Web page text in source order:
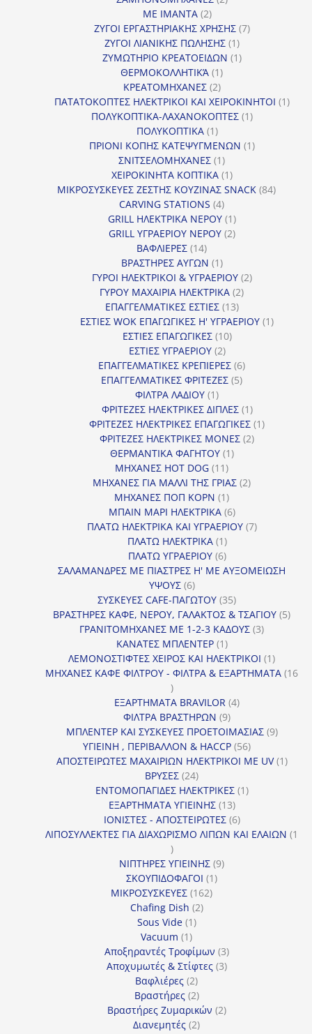
ΜΕ ΙΜΑΝΤΑ 22
προϊόντα
ΖΥΓΟΙ ΕΡΓΑΣΤΗΡΙΑΚΗΣ ΧΡΗΣΗΣ 77
ΖΥΓΟΙ ΛΙΑΝΙΚΗΣ ΠΩΛΗΣΗΣ 11
προϊόν
ΖΥΜΩΤΗΡΙΟ ΚΡΕΑΤΟΕΙΔΩΝ 11
ΘΕΡΜΟΚΟΛΛΗΤΙΚΆ 11
προϊόν
ΚΡΕΑΤΟΜΗΧΑΝΕΣ 22
προϊόντα
ΠΑΤΑΤΟΚΟΠΤΕΣ ΗΛΕΚΤΡΙΚΟΙ ΚΑΙ ΧΕΙΡΟΚΙΝΗΤΟΙ 11
ΠΟΛΥΚΟΠΤΙΚΑ-ΛΑΧΑΝΟΚΟΠΤΕΣ 11
ΠΟΛΥΚΟΠΤΙΚΑ 11
προϊόν
ΠΡΙΟΝΙ ΚΟΠΗΣ ΚΑΤΕΨΥΓΜΕΝΩΝ 11
ΣΝΙΤΣΕΛΟΜΗΧΑΝΕΣ 11
προϊόν
ΧΕΙΡΟΚΙΝΗΤΑ ΚΟΠΤΙΚΑ 11
προϊόν
ΜΙΚΡΟΣΥΣΚΕΥΕΣ ΖΕΣΤΗΣ ΚΟΥΖΙΝΑΣ SNACK 8484
CARVING STATIONS 44
προϊόντα
GRILL ΗΛΕΚΤΡΙΚΑ ΝΕΡΟΥ 11
προϊόν
GRILL ΥΓΡΑΕΡΙΟΥ ΝΕΡΟΥ 22
ΒΑΦΛΙΕΡΕΣ 1414
προϊόντα
ΒΡΑΣΤΗΡΕΣ ΑΥΓΩΝ 11
προϊόν
ΓΥΡΟΙ ΗΛΕΚΤΡΙΚΟΙ & ΥΓΡΑΕΡΙΟΥ 22
ΓΥΡΟΥ ΜΑΧΑΙΡΙΑ ΗΛΕΚΤΡΙΚΑ 22
ΕΠΑΓΓΕΛΜΑΤΙΚΕΣ ΕΣΤΙΕΣ 1313
προϊόντα
ΕΣΤΙΕΣ WOK ΕΠΑΓΩΓΙΚΕΣ Η' ΥΓΡΑΕΡΙΟΥ 11
ΕΣΤΙΕΣ ΕΠΑΓΩΓΙΚΕΣ 1010
ΕΣΤΙΕΣ ΥΓΡΑΕΡΙΟΥ 22
προϊόντα
ΕΠΑΓΓΕΛΜΑΤΙΚΕΣ ΚΡΕΠΙΕΡΕΣ 66
προϊόντα
ΕΠΑΓΓΕΛΜΑΤΙΚΕΣ ΦΡΙΤΕΖΕΣ 55
ΦΙΛΤΡΑ ΛΑΔΙΟΥ 11
προϊόν
ΦΡΙΤΕΖΕΣ ΗΛΕΚΤΡΙΚΕΣ ΔΙΠΛΕΣ 11
προϊόν
ΦΡΙΤΕΖΕΣ ΗΛΕΚΤΡΙΚΕΣ ΕΠΑΓΩΓΙΚΕΣ 11
ΦΡΙΤΕΖΕΣ ΗΛΕΚΤΡΙΚΕΣ ΜΟΝΕΣ 22
ΘΕΡΜΑΝΤΙΚΑ ΦΑΓΗΤΟΥ 11
ΜΗΧΑΝΕΣ HOT DOG 1111
προϊόντα
ΜΗΧΑΝΕΣ ΓΙΑ ΜΑΛΛΙ ΤΗΣ ΓΡΙΑΣ 22
ΜΗΧΑΝΕΣ ΠΟΠ ΚΟΡΝ 11
προϊόν
ΜΠΑΙΝ ΜΑΡΙ ΗΛΕΚΤΡΙΚΑ 66
προϊόντα
ΠΛΑΤΩ ΗΛΕΚΤΡΙΚΑ ΚΑΙ ΥΓΡΑΕΡΙΟΥ 77
ΠΛΑΤΩ ΗΛΕΚΤΡΙΚΑ 11
προϊόν
ΠΛΑΤΩ ΥΓΡΑΕΡΙΟΥ 66
προϊόντα
ΣΑΛΑΜΑΝΔΡΕΣ ΜΕ ΠΙΑΣΤΡΕΣ Η' ΜΕ ΑΥΞΟΜΕΙΩΣΗ
ΥΨΟΥΣ 66
προϊόντα
ΣΥΣΚΕΥΕΣ CAFE-ΠΑΓΩΤΟΥ 3535
προϊόντα
ΒΡΑΣΤΗΡΕΣ ΚΑΦΕ, ΝΕΡΟΥ, ΓΑΛΑΚΤΟΣ & ΤΣΑΓΙΟΥ 55
ΓΡΑΝΙΤΟΜΗΧΑΝΕΣ ΜΕ 1-2-3 ΚΑΔΟΥΣ 33
ΚΑΝΑΤΕΣ ΜΠΛΕΝΤΕΡ 11
προϊόν
ΛΕΜΟΝΟΣΤΙΦΤΕΣ ΧΕΙΡΟΣ ΚΑΙ ΗΛΕΚΤΡΙΚΟΙ 11
προϊόν
ΜΗΧΑΝΕΣ ΚΑΦΕ ΦΙΛΤΡΟΥ - ΦΙΛΤΡΑ & ΕΞΑΡΤΗΜΑΤΑ 16
16
προϊόντα
ΕΞΑΡΤΗΜΑΤΑ BRAVILOR 44
ΦΙΛΤΡΑ ΒΡΑΣΤΗΡΩΝ 99
προϊόντα
ΜΠΛΕΝΤΕΡ ΚΑΙ ΣΥΣΚΕΥΕΣ ΠΡΟΕΤΟΙΜΑΣΙΑΣ 99
ΥΓΙΕΙΝΗ , ΠΕΡΙΒΑΛΛΟΝ & HACCP 5656
προϊόντα
ΑΠΟΣΤΕΙΡΩΤΕΣ ΜΑΧΑΙΡΙΩΝ ΗΛΕΚΤΡΙΚΟΙ ΜΕ UV 11
ΒΡΥΣΕΣ 2424
προϊόντα
ΕΝΤΟΜΟΠΑΓΙΔΕΣ ΗΛΕΚΤΡΙΚΕΣ 11
ΕΞΑΡΤΗΜΑΤΑ ΥΓΙΕΙΝΗΣ 1313
προϊόντα
ΙΟΝΙΣΤΕΣ - ΑΠΟΣΤΕΙΡΩΤΕΣ 66
προϊόντα
ΛΙΠΟΣΥΛΛΕΚΤΕΣ ΓΙΑ ΔΙΑΧΩΡΙΣΜΟ ΛΙΠΩΝ ΚΑΙ ΕΛΑΙΩΝ 1
1
προϊόν
ΝΙΠΤΗΡΕΣ ΥΓΙΕΙΝΗΣ 99
ΣΚΟΥΠΙΔΟΦΑΓΟΙ 11
ΜΙΚΡΟΣΥΣΚΕΥΕΣ 162162
Chafing Dish 22
Sous Vide 11
Vacuum 11
προϊόν
Αποξηραντές Τροφίμων 33
προϊόντα
Αποχυμωτές & Στίφτες 33
Βαφλιέρες 22
προϊόντα
Βραστήρες 22
προϊόντα
Βραστήρες Ζυμαρικών 22
Διανεμητές 22